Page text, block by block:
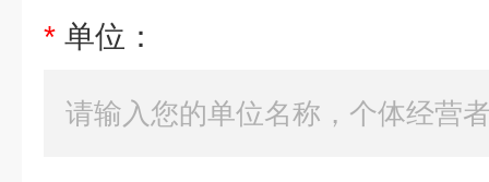
* 单位：